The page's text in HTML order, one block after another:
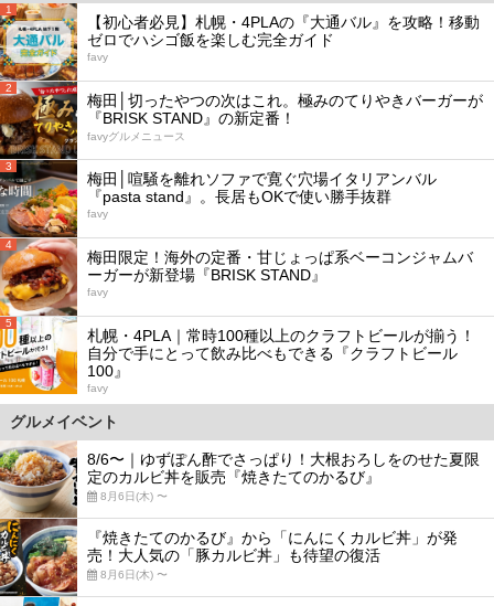
1
【初心者必見】札幌・4PLAの『大通バル』を攻略！移動
ゼロでハシゴ飯を楽しむ完全ガイド
favy
2
梅田│切ったやつの次はこれ。極みのてりやきバーガーが
『BRISK STAND』の新定番！
favyグルメニュース
3
梅田│喧騒を離れソファで寛ぐ穴場イタリアンバル
『pasta stand』。長居もOKで使い勝手抜群
favy
4
梅田限定！海外の定番・甘じょっぱ系ベーコンジャムバ
ーガーが新登場『BRISK STAND』
favy
5
札幌・4PLA｜常時100種以上のクラフトビールが揃う！
自分で手にとって飲み比べもできる『クラフトビール
100』
favy
グルメイベント
8/6〜｜ゆずぽん酢でさっぱり！大根おろしをのせた夏限
定のカルビ丼を販売『焼きたてのかるび』
8月6日(木) 〜
『焼きたてのかるび』から「にんにくカルビ丼」が発
売！大人気の「豚カルビ丼」も待望の復活
8月6日(木) 〜